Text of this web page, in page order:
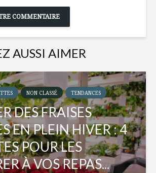
AUSSI AIMER
NON CLASSÉ TENDANCES
DES FRAISES
EN PLEIN HIVER : 4
POUR LES
À VOS REPAS...